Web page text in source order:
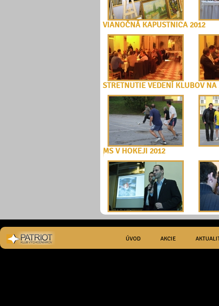
VIANOČNÁ KAPUSTNICA 2012
STRETNUTIE VEDENÍ KLUBOV NA
MS V HOKEJI 2012
ÚVOD AKCIE